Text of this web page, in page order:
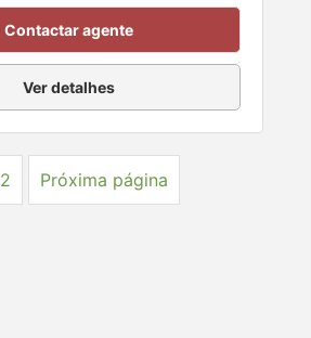
Contactar agente
Ver detalhes
2 Próxima página